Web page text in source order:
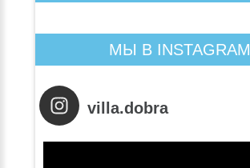
МЫ В INSTAGRAM
villa.dobra